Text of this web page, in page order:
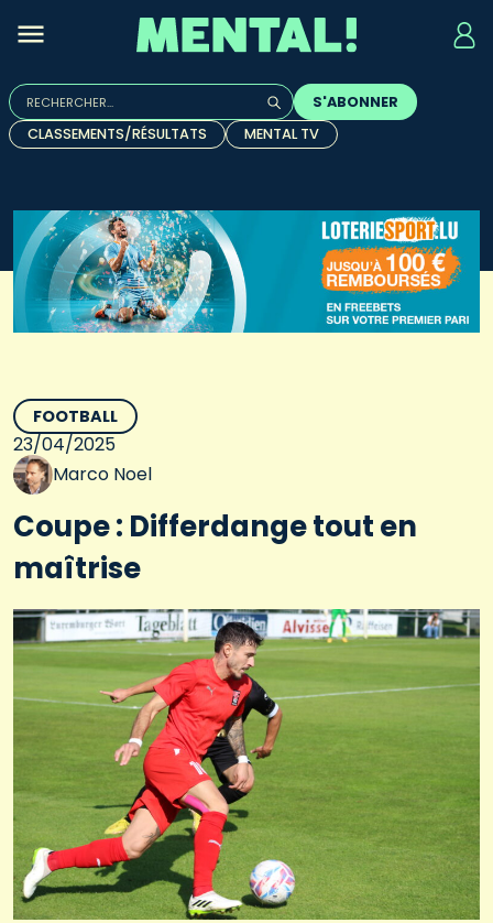
Rechercher :
Quand les résultats de l'auto-complétion sont
S'ABONNER
CLASSEMENTS/RÉSULTATS
MENTAL TV
FOOTBALL
23/04/2025
Marco Noel
Coupe : Differdange tout en
maîtrise